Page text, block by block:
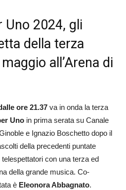
Uno 2024, gli
della terza
all’Arena di
ore 21.37 va in onda la terza
Uno in prima serata su Canale
e Ignazio Boschetto dopo il
della precedenti puntate
con una terza ed
della grande musica. Co-
è Eleonora Abbagnato.